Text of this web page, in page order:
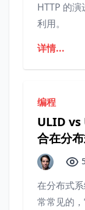
HTTP 的
利用。
详情...
编程
ULID vs
合在分
在分布式
常常见的